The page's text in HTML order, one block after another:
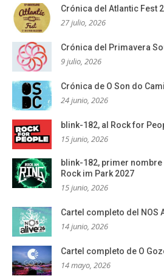
Crónica del Atlantic Fest
27 julio, 2026
Crónica del Primavera
9 julio, 2026
Crónica de O Son do
24 junio, 2026
blink-182, al Rock for
15 junio, 2026
blink-182, primer nombre
Rock im Park 2027
15 junio, 2026
Cartel completo del NOS
14 junio, 2026
Cartel completo de O
14 mayo, 2026